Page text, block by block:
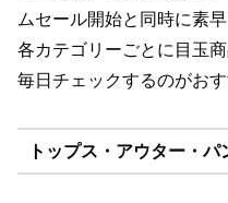
ムセール開始と同時に素
各カテゴリーごとに目玉
毎日チェックするのがおす
トップス・アウター・